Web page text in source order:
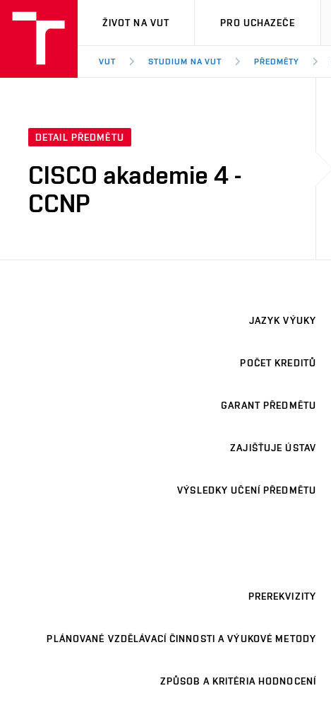
VUT
ŽIVOT NA VUT PRO UCHAZEČE
VUT STUDIUM NA VUT PŘEDMĚTY
DETAIL PŘEDMĚTU
CISCO akademie 4 -
CCNP
JAZYK VÝUKY
POČET KREDITŮ
GARANT PŘEDMĚTU
ZAJIŠŤUJE ÚSTAV
VÝSLEDKY UČENÍ PŘEDMĚTU
PREREKVIZITY
PLÁNOVANÉ VZDĚLÁVACÍ ČINNOSTI A VÝUKOVÉ METODY
ZPŮSOB A KRITÉRIA HODNOCENÍ